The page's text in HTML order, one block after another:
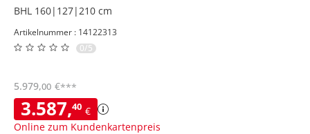
BHL 160|127|210 cm
Artikelnummer : 14122313
0/5
3.587,40 €
Online zum Kundenkartenpreis
5.979,00 €***